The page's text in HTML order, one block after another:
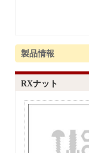
製品情報
RXナット